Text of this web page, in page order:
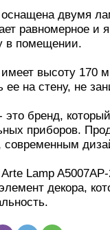
оснащена двумя
равномерное и
в помещении.
имеет высоту 170
ее на стену, не
это бренд,
приборов.
современным
Lamp
декора,